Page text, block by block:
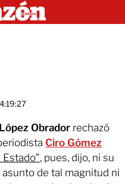
Obrador rechazó
Ciro Gómez
Estado”, pues, dijo, ni su
de tal magnitud ni